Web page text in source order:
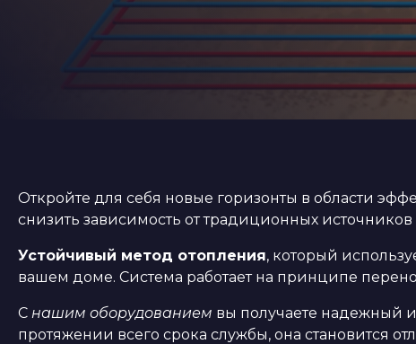
Откройте для себя новые горизонты в области
снизить зависимость от традиционных
Устойчивый метод отопления, который
вашем доме. Система работает на принципе
С нашим оборудованием вы получаете надежный
протяжении всего срока службы, она становится